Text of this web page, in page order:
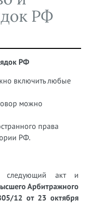
РФ
РФ
включить любые
можно
права
РФ.
акт и
Арбитражного
12 от 23 октября